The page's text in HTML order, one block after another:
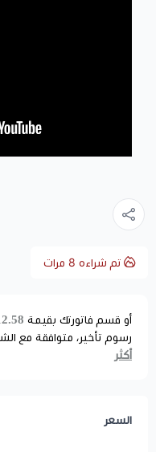
تم شراءه 8 مرات
أو قسم فاتورتك بقيمة
رسوم تأخير، متوافقة مع
أكثر
السعر